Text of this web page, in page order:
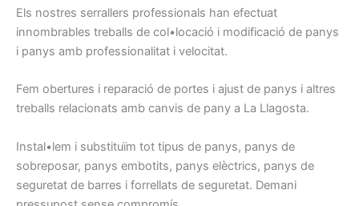
Els nostres serrallers professionals han efectuat
innombrables treballs de col•locació i modificació de panys
i panys amb professionalitat i velocitat.
Fem obertures i reparació de portes i ajust de panys i altres
treballs relacionats amb canvis de pany a La Llagosta.
Instal•lem i substituïm tot tipus de panys, panys de
sobreposar, panys embotits, panys elèctrics, panys de
seguretat de barres i forrellats de seguretat. Demani